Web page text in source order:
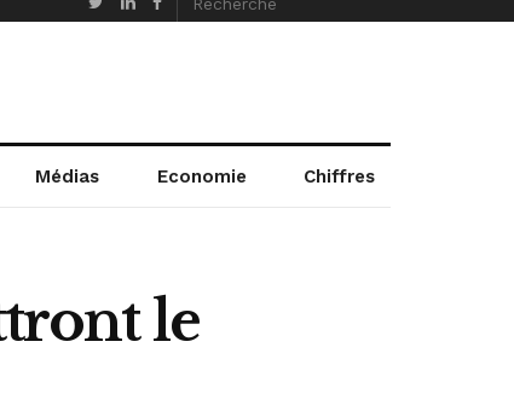
Médias Economie Chiffres
le